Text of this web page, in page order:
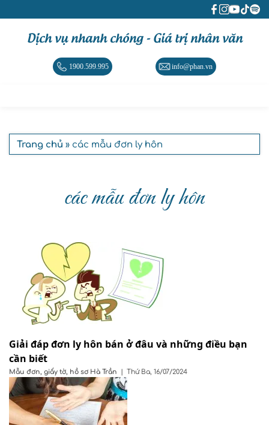
Dịch vụ nhanh chóng - Giá trị nhân văn
1900.599.995 info@phan.vn
Trang chủ » các mẫu đơn ly hôn
các mẫu đơn ly hôn
Giải đáp đơn ly hôn bán ở đâu và những điều bạn
cần biết
Mẫu đơn, giấy tờ, hồ sơ Hà Trần | Thứ Ba, 16/07/2024